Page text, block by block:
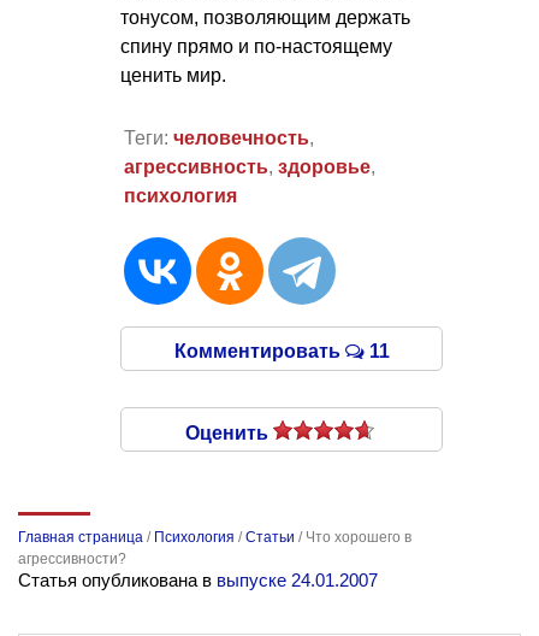
тонусом, позволяющим держать
спину прямо и по-настоящему
ценить мир.
Теги: человечность,
агрессивность, здоровье,
психология
Комментировать 11
Оценить
Главная страница / Психология /Статьи / Что хорошего в
агрессивности?
Статья опубликована в выпуске 24.01.2007